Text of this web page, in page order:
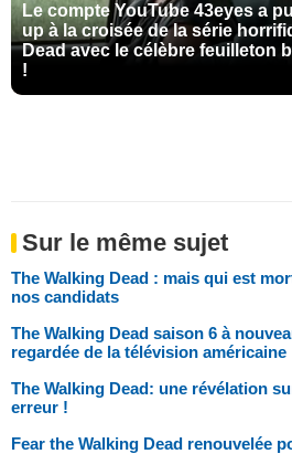
Le compte YouTube 43eyes a
up à la croisée de la série
Dead avec le célèbre feuilleton
!
Sur le même sujet
The Walking Dead : mais qui est
nos candidats
The Walking Dead saison 6 à
regardée de la télévision américaine
The Walking Dead: une révélation
erreur !
Fear the Walking Dead renouvelée